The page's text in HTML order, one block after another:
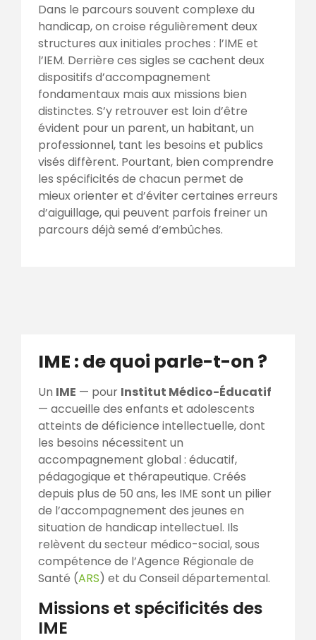
Dans le parcours souvent complexe du
handicap, on croise régulièrement deux
structures aux initiales proches : l’IME et
l’IEM. Derrière ces sigles se cachent deux
dispositifs d’accompagnement
fondamentaux mais aux missions bien
distinctes. S’y retrouver est loin d’être
évident pour un parent, un habitant, un
professionnel, tant les besoins et publics
visés diffèrent. Pourtant, bien comprendre
les spécificités de chacun permet de
mieux orienter et d’éviter certaines erreurs
d’aiguillage, qui peuvent parfois freiner un
parcours déjà semé d’embûches.
IME : de quoi parle-t-on ?
Un IME — pour Institut Médico-Éducatif
— accueille des enfants et adolescents
atteints de déficience intellectuelle, dont
les besoins nécessitent un
accompagnement global : éducatif,
pédagogique et thérapeutique. Créés
depuis plus de 50 ans, les IME sont un pilier
de l’accompagnement des jeunes en
situation de handicap intellectuel. Ils
relèvent du secteur médico-social, sous
compétence de l’Agence Régionale de
Santé (ARS) et du Conseil départemental.
Missions et spécificités des
IME